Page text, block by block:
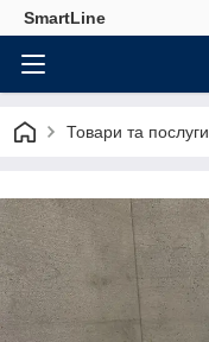
SmartLine
Товари та послуги